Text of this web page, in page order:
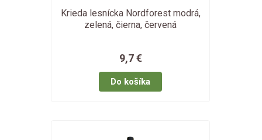
Krieda lesnícka Nordforest modrá,
zelená, čierna, červená
9,7 €